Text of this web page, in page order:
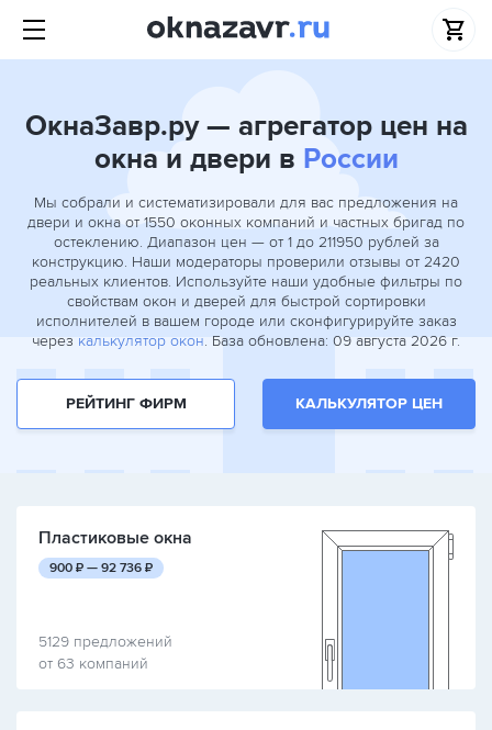
ОкнаЗавр.ру — агрегатор цен на
окна и двери в России
Мы собрали и систематизировали для вас предложения на
двери и окна от 1550 оконных компаний и частных бригад по
остеклению. Диапазон цен — от 1 до 211950 рублей за
конструкцию. Наши модераторы проверили отзывы от 2420
реальных клиентов. Используйте наши удобные фильтры по
свойствам окон и дверей для быстрой сортировки
исполнителей в вашем городе или сконфигурируйте заказ
через калькулятор окон. База обновлена: 09 августа 2026 г.
РЕЙТИНГ ФИРМ КАЛЬКУЛЯТОР ЦЕН
Пластиковые окна
900 руб.
₽ — 92 736 руб.
₽
5129 предложений
от 63 компаний